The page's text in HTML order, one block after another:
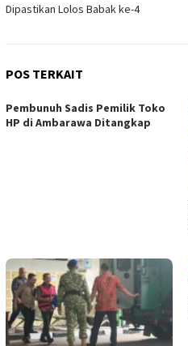
Dipastikan Lolos Babak ke-4
POS TERKAIT
Pembunuh Sadis Pemilik Toko
HP di Ambarawa Ditangkap